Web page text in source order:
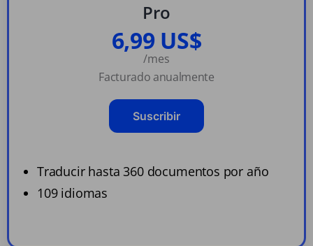
Pro
6,99 US$
/mes
Facturado anualmente
Suscribir
Traducir hasta 360 documentos por año
109 idiomas